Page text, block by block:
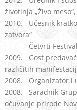
životinja „Živo
2010. Učesnik
zatvora“
Četvrti Festival
2009. Gost
različitih
2008. Organizator i
2008. Saradnik
očuvanje prirode